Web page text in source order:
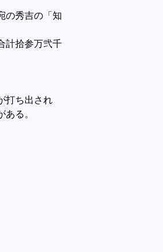
の秀吉の「知
計拾参万弐千
打ち出され
る。